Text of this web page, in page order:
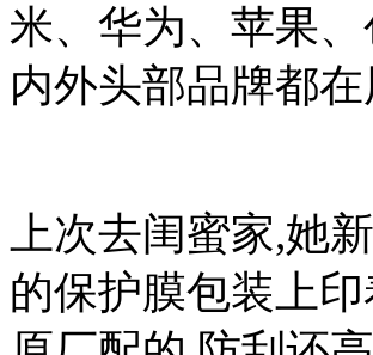
米、华为、苹果
内外头部品牌都
上次去闺蜜家,她
的保护膜包装上